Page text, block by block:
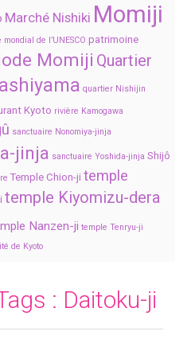
Marché Nishiki Momiji
de l’UNESCO patrimoine
Momiji Quartier
quartier Nishijin
Kyoto rivière Kamogawa
sanctuaire Nonomiya-jinja
jinja sanctuaire Yoshida-jinja Shijô
Temple Chion-ji temple
temple Kiyomizu-dera
Nanzen-ji temple Tenryu-ji
de Kyoto
: Daitoku-ji